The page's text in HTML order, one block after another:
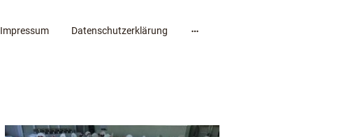
Impressum Datenschutzerklärung